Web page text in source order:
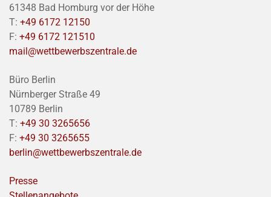
61348 Bad Homburg vor der Höhe
T: +49 6172 12150
F: +49 6172 121510
mail@wettbewerbszentrale.de
Büro Berlin
Nürnberger Straße 49
10789 Berlin
T: +49 30 3265656
F: +49 30 3265655
berlin@wettbewerbszentrale.de
Presse